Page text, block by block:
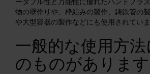
購入情報
物の壁作りや、枠組みの製作、鋳鉄管の
や大型容器の製作などにも使用されていま
一般的な使用方
のものがあります